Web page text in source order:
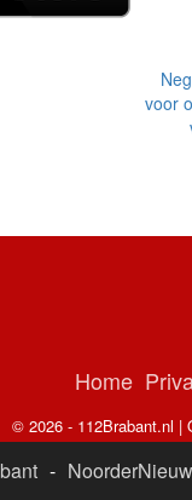
voor
Home
© 2026 - 112Brabant.nl |
-